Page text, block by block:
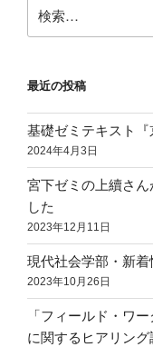
索:
最近の投稿
基礎ゼミテキスト
2024年4月3日
宮下ゼミの上續さ
した
2023年12月11日
現代社会学部・新
2023年10月26日
「フィールド・ワ
に関するヒアリン